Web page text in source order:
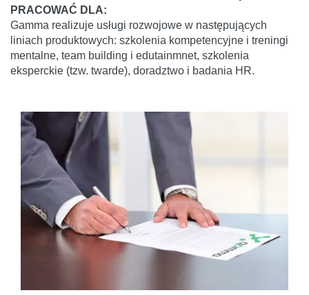
PRACOWAĆ DLA:
Gamma realizuje usługi rozwojowe w następujących
liniach produktowych: szkolenia kompetencyjne i treningi
mentalne, team building i edutainmnet, szkolenia
eksperckie (tzw. twarde), doradztwo i badania HR.